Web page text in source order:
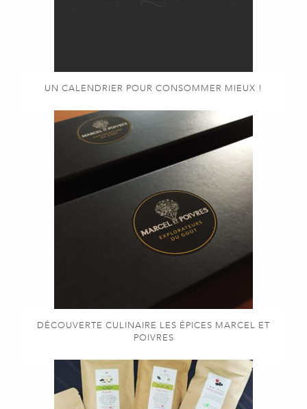
UN CALENDRIER POUR CONSOMMER MIEUX !
DÉCOUVERTE CULINAIRE LES ÉPICES MARCEL ET
POIVRES